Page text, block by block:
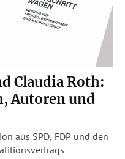
Claudia Roth:
Autoren und
aus SPD, FDP und den